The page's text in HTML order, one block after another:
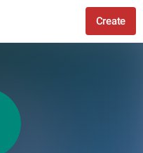
Create